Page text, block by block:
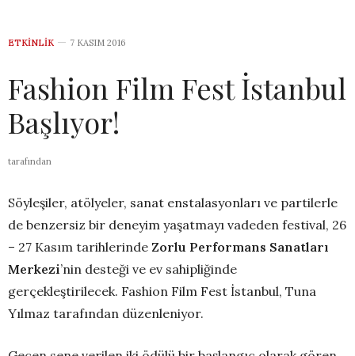
ETKINLIK 7 KASIM 2016
Fashion Film Fest İstanbul
Başlıyor!
tarafından
Söyleşiler, atölyeler, sanat enstalasyonları ve partilerle
de benzersiz bir deneyim yaşatmayı vadeden festival, 26
– 27 Kasım tarihlerinde Zorlu Performans Sanatları
Merkezi’nin desteği ve ev sahipliğinde
gerçekleştirilecek. Fashion Film Fest İstanbul, Tuna
Yılmaz tarafından düzenleniyor.